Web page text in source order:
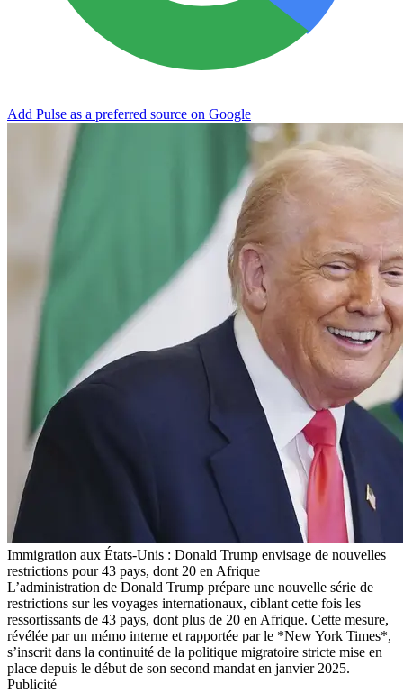
Add Pulse as a preferred source on Google
Immigration aux États-Unis : Donald Trump envisage de nouvelles
restrictions pour 43 pays, dont 20 en Afrique
L’administration de Donald Trump prépare une nouvelle série de
restrictions sur les voyages internationaux, ciblant cette fois les
ressortissants de 43 pays, dont plus de 20 en Afrique. Cette mesure,
révélée par un mémo interne et rapportée par le *New York Times*,
s’inscrit dans la continuité de la politique migratoire stricte mise en
place depuis le début de son second mandat en janvier 2025.
Publicité